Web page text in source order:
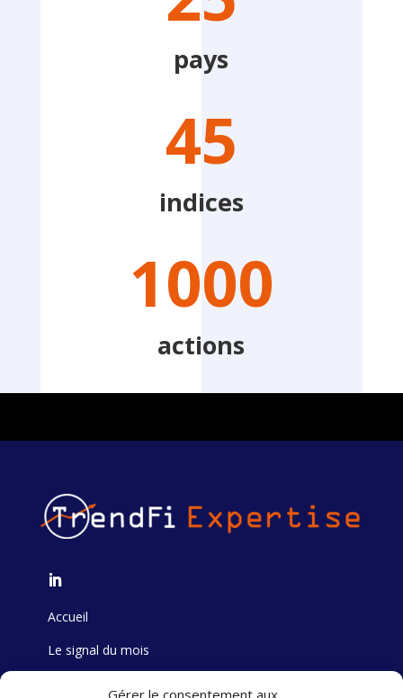
Gérer le consentement aux
pays
45
indices
1000
actions
Accueil
Le signal du mois